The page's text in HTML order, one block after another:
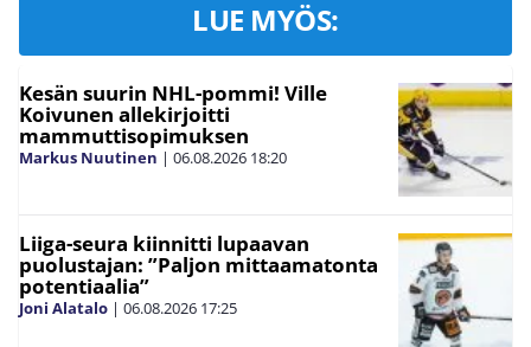
LUE MYÖS:
Kesän suurin NHL-pommi! Ville
Koivunen allekirjoitti
mammuttisopimuksen
Markus Nuutinen | 06.08.2026 18:20
Liiga-seura kiinnitti lupaavan
puolustajan: ”Paljon mittaamatonta
potentiaalia”
Joni Alatalo | 06.08.2026 17:25